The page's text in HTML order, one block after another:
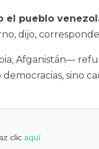
el pueblo
dijo,
Afganistán—
sino
clic aquí